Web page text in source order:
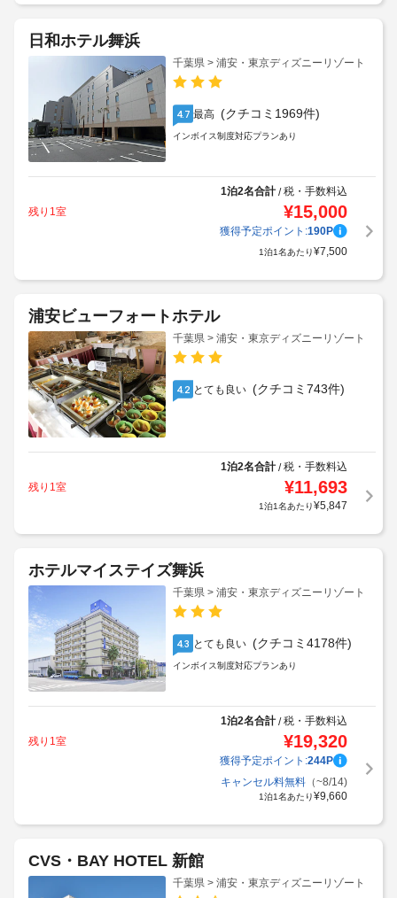
日和ホテル舞浜
千葉県 > 浦安・東京ディズニーリゾート
4.7 最高 (クチコミ1969件)
インボイス制度対応プランあり
1泊2名合計/税・手数料込
残り1室
¥15,000
獲得予定ポイント:190P
1泊1名あたり¥7,500
浦安ビューフォートホテル
千葉県 > 浦安・東京ディズニーリゾート
4.2 とても良い (クチコミ743件)
1泊2名合計/税・手数料込
残り1室
¥11,693
1泊1名あたり¥5,847
ホテルマイステイズ舞浜
千葉県 > 浦安・東京ディズニーリゾート
4.3 とても良い (クチコミ4178件)
インボイス制度対応プランあり
1泊2名合計/税・手数料込
残り1室
¥19,320
獲得予定ポイント:244P
キャンセル料無料（~8/14)
1泊1名あたり¥9,660
CVS・BAY HOTEL 新館
千葉県 > 浦安・東京ディズニーリゾート